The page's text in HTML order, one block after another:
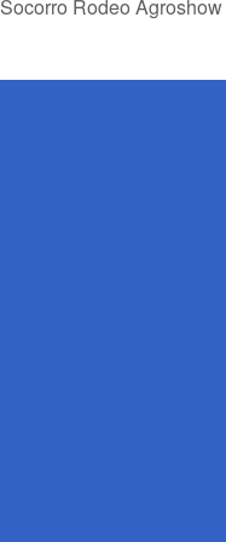
Socorro Rodeo